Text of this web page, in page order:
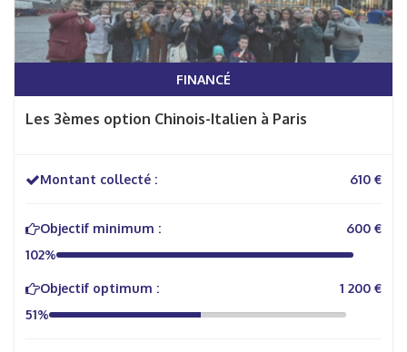
FINANCÉ
Les 3èmes option Chinois-Italien à Paris
Montant collecté : 610 €
Objectif minimum :
600 €
102%
Objectif optimum :
1 200 €
51%